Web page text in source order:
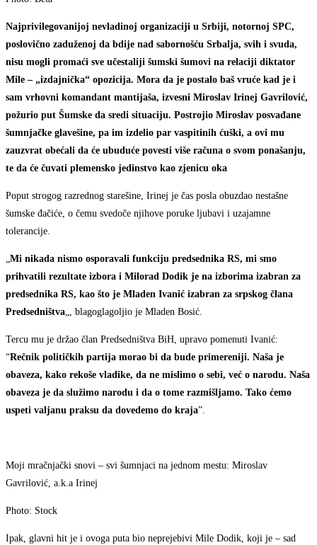
Najprivilegovanijoj nevladinoj organizaciji u Srbiji, notornoj SPC,
poslovično zaduženoj da bdije nad sabornošću Srbalja, svih i svuda,
nisu mogli promaći sve učestaliji šumski šumovi na relaciji diktator
Mile – „izdajnička“ opozicija. Mora da je postalo baš vruće kad je i
sam vrhovni komandant mantijaša, izvesni Miroslav Irinej Gavrilović,
požurio put Šumske da sredi situaciju. Postrojio Miroslav posvađane
šumnjačke glavešine, pa im izdelio par vaspitinih ćuški, a ovi mu
zauzvrat obećali da će ubuduće povesti više računa o svom ponašanju,
te da će čuvati plemensko jedinstvo kao zjenicu oka
Poput strogog razrednog starešine, Irinej je čas posla obuzdao nestašne
šumske đačiće, o čemu svedoče njihove poruke ljubavi i uzajamne
tolerancije.
„Mi nikada nismo osporavali funkciju predsednika RS, mi smo
prihvatili rezultate izbora i Milorad Dodik je na izborima izabran za
predsednika RS, kao što je Mladen Ivanić izabran za srpskog člana
Predsedništva„, blagoglagoljio je Mladen Bosić.
Tercu mu je držao član Predsedništva BiH, upravo pomenuti Ivanić:
“Rečnik političkih partija morao bi da bude primereniji. Naša je
obaveza, kako rekoše vladike, da ne mislimo o sebi, već o narodu. Naša
obaveza je da služimo narodu i da o tome razmišljamo. Tako ćemo
uspeti valjanu praksu da dovedemo do kraja”.
Moji mračnjački snovi – svi šumnjaci na jednom mestu: Miroslav
Gavrilović, a.k.a Irinej
Photo: Stock
Ipak, glavni hit je i ovoga puta bio neprejebivi Mile Dodik, koji je – sad